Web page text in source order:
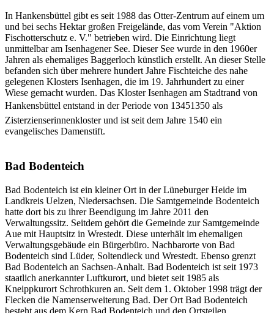
In Hankensbüttel gibt es seit 1988 das Otter-Zentrum auf einem um
und bei sechs Hektar großen Freigelände, das vom Verein "Aktion
Fischotterschutz e. V." betrieben wird. Die Einrichtung liegt
unmittelbar am Isenhagener See. Dieser See wurde in den 1960er
Jahren als ehemaliges Baggerloch künstlich erstellt. An dieser Stelle
befanden sich über mehrere hundert Jahre Fischteiche des nahe
gelegenen Klosters Isenhagen, die im 19. Jahrhundert zu einer
Wiese gemacht wurden. Das Kloster Isenhagen am Stadtrand von
Hankensbüttel entstand in der Periode von 13451350 als
Zisterzienserinnenkloster und ist seit dem Jahre 1540 ein
evangelisches Damenstift.
Bad Bodenteich
Bad Bodenteich ist ein kleiner Ort in der Lüneburger Heide im
Landkreis Uelzen, Niedersachsen. Die Samtgemeinde Bodenteich
hatte dort bis zu ihrer Beendigung im Jahre 2011 den
Verwaltungssitz. Seitdem gehört die Gemeinde zur Samtgemeinde
Aue mit Hauptsitz in Wrestedt. Diese unterhält im ehemaligen
Verwaltungsgebäude ein Bürgerbüro. Nachbarorte von Bad
Bodenteich sind Lüder, Soltendieck und Wrestedt. Ebenso grenzt
Bad Bodenteich an Sachsen-Anhalt. Bad Bodenteich ist seit 1973
staatlich anerkannter Luftkurort, und bietet seit 1985 als
Kneippkurort Schrothkuren an. Seit dem 1. Oktober 1998 trägt der
Flecken die Namenserweiterung Bad. Der Ort Bad Bodenteich
besteht aus dem Kern Bad Bodenteich und den Ortsteilen